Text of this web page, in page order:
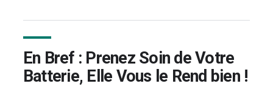
En Bref : Prenez Soin de Votre
Batterie, Elle Vous le Rend bien !